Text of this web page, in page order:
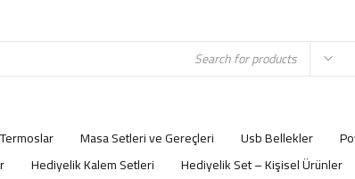
Usb Bellekler
Masa Setleri ve Gereçleri
Termoslar
Hediyelik Set – Kişisel Ürünler
Hediyelik Kalem Setleri